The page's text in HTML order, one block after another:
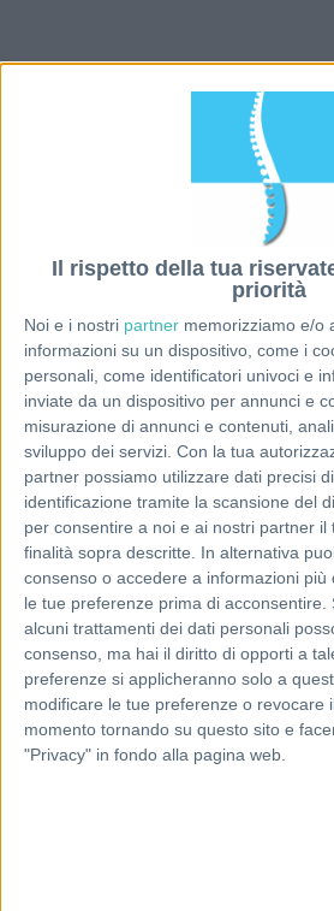
Il rispetto della tua
priorità
Noi e i nostri partner memorizziamo e/o
informazioni su un dispositivo, come i
personali, come identificatori univoci e
inviate da un dispositivo per annunci e
misurazione di annunci e contenuti,
sviluppo dei servizi. Con la tua
partner possiamo utilizzare dati precisi
identificazione tramite la scansione del
per consentire a noi e ai nostri partner il
finalità sopra descritte. In alternativa
consenso o accedere a informazioni più
le tue preferenze prima di acconsentire.
alcuni trattamenti dei dati personali
consenso, ma hai il diritto di opporti a
preferenze si applicheranno solo a
modificare le tue preferenze o revocare
momento tornando su questo sito e
"Privacy" in fondo alla pagina web.